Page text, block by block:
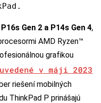
Gen 2 a P14s Gen 4,
AMD Ryzen™
grafikou
uvedené v máji 2023
riešení mobilných
ThinkPad P prinášajú